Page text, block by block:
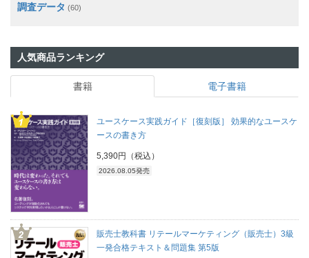
調査データ (60)
人気商品ランキング
書籍 電子書籍
ユースケース実践ガイド［復刻版］ 効果的なユースケ
ースの書き方
5,390円（税込）
2026.08.05発売
販売士教科書 リテールマーケティング（販売士）3級
一発合格テキスト＆問題集 第5版